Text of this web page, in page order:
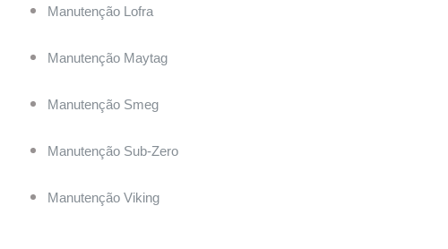
Manutenção Lofra
Manutenção Maytag
Manutenção Smeg
Manutenção Sub-Zero
Manutenção Viking